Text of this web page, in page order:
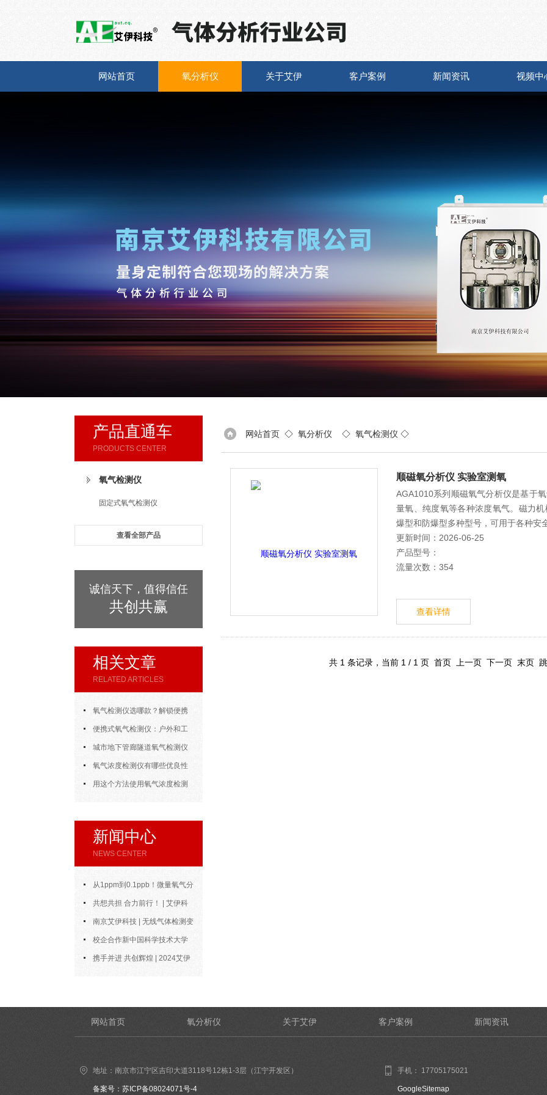
网站首页 氧分析仪 关于艾伊 客户案例 新闻资讯 视频中
产品直通车
PRODUCTS CENTER
氧气检测仪
固定式氧气检测仪
查看全部产品
诚信天下，值得信任
共创共赢
相关文章
RELATED ARTICLES
氧气检测仪选哪款？解锁便携
检测新体验
便携式氧气检测仪：户外和工
业的守护神？
城市地下管廊隧道氧气检测仪
方案氧气浓度检测仪有哪些优良性
能值得一提？
用这个方法使用氧气浓度检测
新闻中心
NEWS CENTER
从1ppm到0.1ppb！微量氧气分
析仪的测量范围与精度到底能做到
多好？
共想共担 合力前行！ | 艾伊科
技2025年中合伙人会议圆满召开
南京艾伊科技 | 无线气体检测变
送器：无线通信，智控安全新风向
校企合作新中国科学技术大学
博士陶永会出任南京艾伊公司“科
携手并进 共创辉煌 | 2024艾伊
网站首页 ◇ 氧分析仪 ◇ 氧气检测仪 ◇
顺磁氧分析仪 实验室测氧
AGA1010系列顺磁氧气分析仪是基于
量氧、纯度氧等各种浓度氧气。磁力
爆型和防爆型多种型号，可用于各种安
更新时间：2026-06-25
产品型号：
流量次数：354
查看详情
共 1 条记录，当前 1 / 1 页 首页 上一页 下一页 末页
网站首页 氧分析仪 关于艾伊 客户案例 新闻资讯
地址：南京市江宁区吉印大道3118号12栋1-3层（江宁开发区）
备案号：苏ICP备08024071号-4
手机： 17705175021
GoogleSitemap